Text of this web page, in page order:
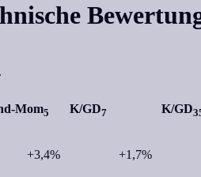
Mom5 K/GD7 K/GD
+3,4% +1,7%